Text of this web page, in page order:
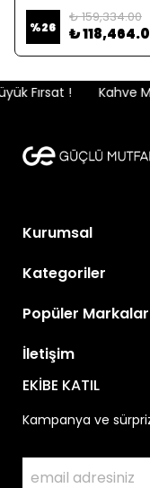
%26
₺ 159,334.00
₺
Fırsat ! Kahve
Kurumsal
Kategoriler
Popüler Markalar
İletişim
EKİBE KATIL
Kampanya ve